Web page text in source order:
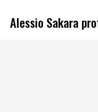
Alessio Sakara